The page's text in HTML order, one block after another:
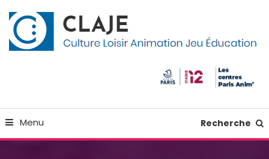
To
Content
Menu Recherche